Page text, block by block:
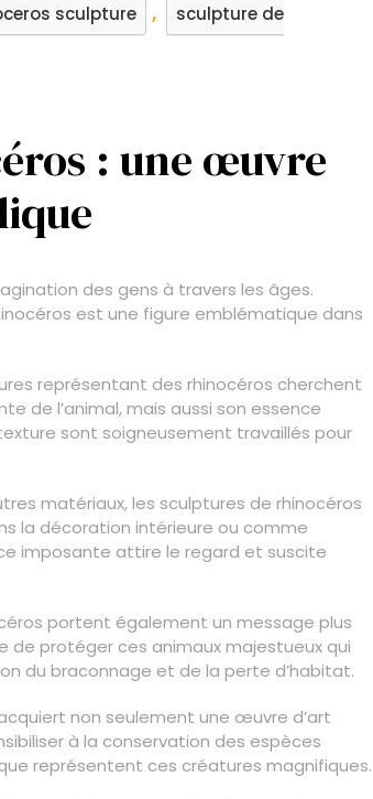
sculpture , sculpture de
: une œuvre
des gens à travers les âges.
est une figure emblématique dans
représentant des rhinocéros cherchent
de l’animal, mais aussi son essence
sont soigneusement travaillés pour
matériaux, les sculptures de rhinocéros
la décoration intérieure ou comme
imposante attire le regard et suscite
portent également un message plus
de protéger ces animaux majestueux qui
du braconnage et de la perte d’habitat.
non seulement une œuvre d’art
à la conservation des espèces
représentent ces créatures magnifiques.